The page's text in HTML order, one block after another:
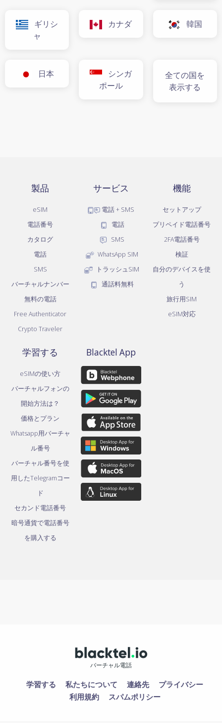
ギリシ
ャ
カナダ 韓国
日本
シンガ
ポール
全ての国を
表示する
製品
eSIM
電話番号
カタログ
電話
SMS
バーチャルナンバー
無料の電話
Free Authenticator
Crypto Traveler
サービス
電話 + SMS
電話
SMS
WhatsApp SIM
トラッシュSIM
通話料無料
機能
セットアップ
プリペイド電話番号
2FA電話番号
検証
自分のデバイスを使
う
旅行用SIM
eSIM対応
学習する
eSIMの使い方
バーチャルフォンの
開始方法は？
価格とプラン
Whatsapp用バーチャ
ル番号
バーチャル番号を使
用したTelegramコー
ド
セカンド電話番号
暗号通貨で電話番号
を購入する
Blacktel App
バーチャル電話
学習する 私たちについて 連絡先
プライバシー
利用規約
スパムポリシー